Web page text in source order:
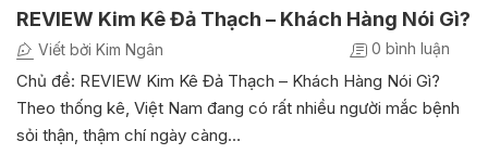
REVIEW Kim Kê Đả Thạch – Khách Hàng Nói Gì?
Viết bởi Kim Ngân 0 bình luận
Chủ đề: REVIEW Kim Kê Đả Thạch – Khách Hàng Nói Gì?
Theo thống kê, Việt Nam đang có rất nhiều người mắc bệnh
sỏi thận, thậm chí ngày càng…